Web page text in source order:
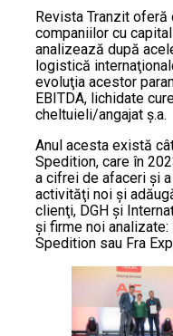
Revista Tranzit
companiilor cu
analizează după
logistică
evoluţia acestor
EBITDA, lichidate
cheltuieli/angajat ş.a.
Anul acesta există
Spedition, care în
a cifrei de afaceri şi
activităţi noi şi
clienţi, DGH şi
şi firme noi analizate:
Spedition sau Fra